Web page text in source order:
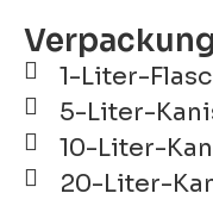
Verpackung
1-Liter-
5-Liter-
10-Liter-
20-Liter-